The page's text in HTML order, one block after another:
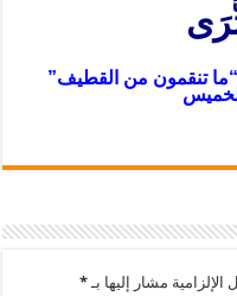
“ما تنقمون من القطيف”
الإلزامية مشار إليها بـ*